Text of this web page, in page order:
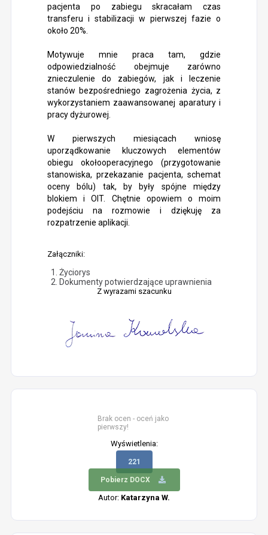
pacjenta po zabiegu skracałam czas
transferu i stabilizacji w pierwszej fazie o
około 20%.
Motywuje mnie praca tam, gdzie
odpowiedzialność obejmuje zarówno
znieczulenie do zabiegów, jak i leczenie
stanów bezpośredniego zagrożenia życia, z
wykorzystaniem zaawansowanej aparatury i
pracy dyżurowej.
W pierwszych miesiącach wniosę
uporządkowanie kluczowych elementów
obiegu okołooperacyjnego (przygotowanie
stanowiska, przekazanie pacjenta, schemat
oceny bólu) tak, by były spójne między
blokiem i OIT. Chętnie opowiem o moim
podejściu na rozmowie i dziękuję za
rozpatrzenie aplikacji.
Załączniki:
Życiorys
Dokumenty potwierdzające uprawnienia
Z wyrazami szacunku
Brak ocen - oceń jako
pierwszy!
Wyświetlenia:
221
Pobierz DOCX
Autor: Katarzyna W.